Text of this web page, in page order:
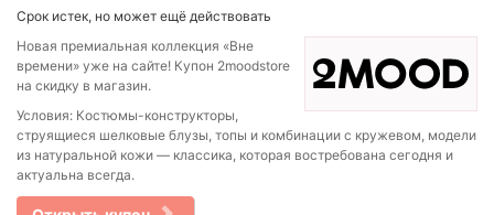
Срок истек, но может ещё действовать
Новая премиальная коллекция «Вне
времени» уже на сайте! Купон 2moodstore
на скидку в магазин.
Условия: Костюмы-конструкторы,
струящиеся шелковые блузы, топы и комбинации с кружевом, модели
из натуральной кожи — классика, которая востребована сегодня и
актуальна всегда.